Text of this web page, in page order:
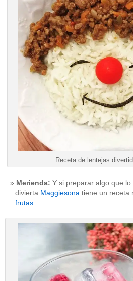
Receta de lentejas
Merienda: Y si preparar algo que
divierta Maggiesona tiene un receta
frutas